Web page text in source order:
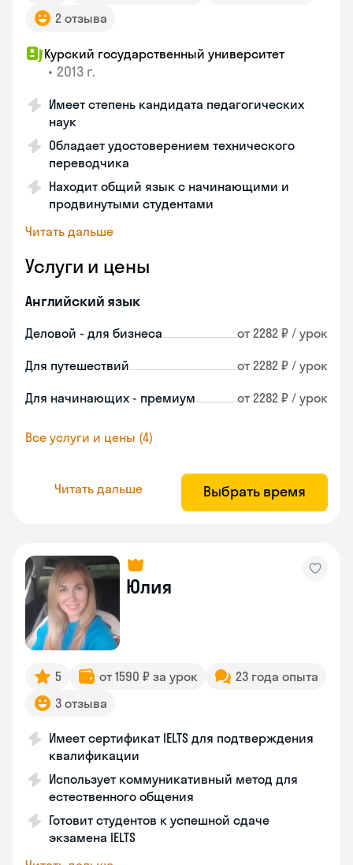
2 отзыва
Курский государственный университет
• 2013 г.
Имеет степень кандидата педагогических
наук
Обладает удостоверением технического
переводчика
Находит общий язык с начинающими и
продвинутыми студентами
Читать дальше
Услуги и цены
Английский язык
Деловой - для бизнеса от 2282 ₽ / урок
Для путешествий от 2282 ₽ / урок
Для начинающих - премиум от 2282 ₽ / урок
Все услуги и цены (4)
Читать дальше Выбрать время
Юлия
5 от 1590 ₽ за урок
23 года опыта
3 отзыва
Имеет сертификат IELTS для подтверждения
квалификации
Использует коммуникативный метод для
естественного общения
Готовит студентов к успешной сдаче
экзамена IELTS